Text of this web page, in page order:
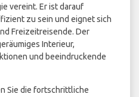
vereint. Er ist darauf
zu sein und eignet sich
Freizeitreisende. Der
Interieur,
und beeindruckende
Sie die fortschrittliche